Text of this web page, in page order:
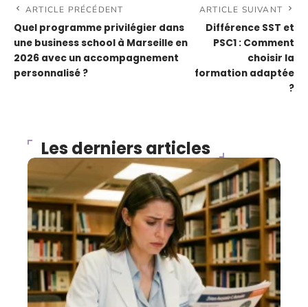
ARTICLE PRÉCÉDENT
Quel programme privilégier dans
une business school à Marseille en
2026 avec un accompagnement
personnalisé ?
ARTICLE SUIVANT
Différence SST et
PSC1 : Comment
choisir la
formation adaptée
?
Les derniers articles